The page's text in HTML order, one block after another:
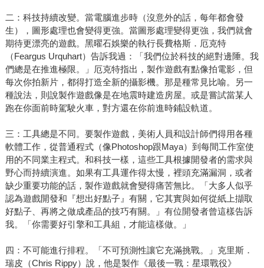
二：科技持續改變。當電腦進步時（沒意外的話，每年都會發
生），圖形處理也會變得更強。當圖形處理變得更強，我們就會
期待更漂亮的遊戲。黑曜石娛樂的執行長費格斯．厄克特
（Feargus Urquhart）告訴我過：「我們位於科技的絕對邊陲。我
們總是在推進極限。」厄克特指出，製作遊戲有點像拍電影，但
每次你拍新片，都得打造全新的攝影機。那是種常見比喻。另一
種說法，則說製作遊戲像是在地震時建造房屋。或是嘗試當某人
跑在你面前時駕駛火車，對方還在你前進時鋪設軌道。
三：工具總是不同。要製作遊戲，美術人員和設計師們得用各種
軟體工作，從普通程式（像Photoshop跟Maya）到每間工作室使
用的不同業主程式。和科技一樣，這些工具根據開發者的需求與
野心而持續演進。如果有工具運作得太慢，裡頭充滿漏洞，或者
缺少重要功能的話，製作遊戲就會變得痛苦無比。「大多人似乎
認為遊戲開發和『想出好點子』有關，它其實與如何從紙上擷取
好點子、再將之做成產品的技巧有關。」有位開發者曾這樣告訴
我。「你需要好引擎和工具組，才能這樣做。」
四：不可能進行排程。「不可預測性讓它充滿挑戰。」克里斯．
瑞皮（Chris Rippy）說，他是製作《最後一戰：星環戰役》